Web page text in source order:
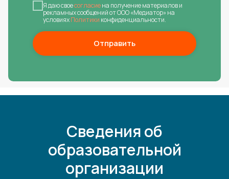
Я даю своесогласиена получение материалов и
рекламных сообщений от ООО «Медиатор» на
условияхПолитики конфиденциальности.
Отправить
Сведения об
образовательной
организации